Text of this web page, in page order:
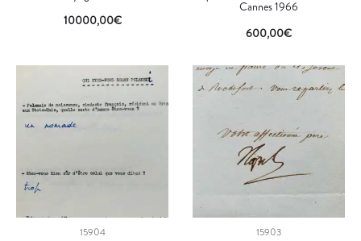
10000,00€
Cannes 1966
600,00€
15904 15903